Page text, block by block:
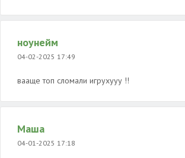
ноунейм
04-02-2025 17:49
вааще топ сломали игрухууу !!
Маша
04-01-2025 17:18